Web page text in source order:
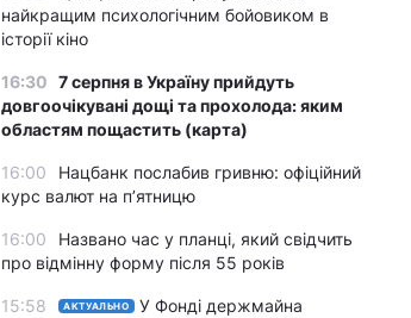
найкращим психологічним бойовиком в
історії кіно
16:30 7 серпня в Україну прийдуть
довгоочікувані дощі та прохолода: яким
областям пощастить (карта)
16:00
Нацбанк послабив гривню: офіційний
курс валют на п’ятницю
16:00
Названо час у планці, який свідчить
про відмінну форму після 55 років
15:58 АКТУАЛЬНО
У Фонді держмайна